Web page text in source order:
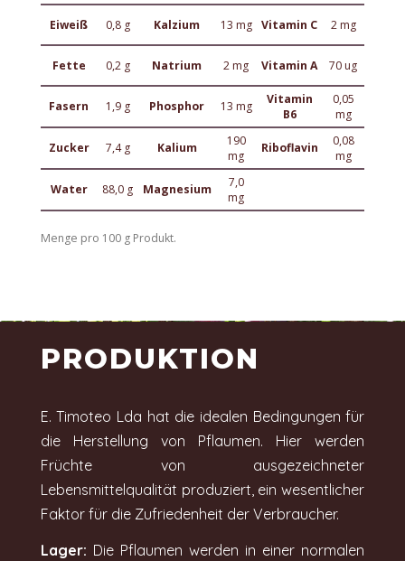
Eiweiß 0,8 g Kalzium 13 mg Vitamin C 2 mg
Fette 0,2 g Natrium 2 mg Vitamin A 70 ug
Fasern 1,9 g Phosphor 13 mg
Vitamin
B6
0,05
mg
Zucker 7,4 g Kalium
190
mg
Riboflavin
0,08
mg
Water 88,0 g Magnesium
7,0
mg
Menge pro 100 g Produkt.
PRODUKTION
E. Timoteo Lda hat die idealen Bedingungen für
die Herstellung von Pflaumen. Hier werden
Früchte von ausgezeichneter
Lebensmittelqualität produziert, ein wesentlicher
Faktor für die Zufriedenheit der Verbraucher.
Lager: Die Pflaumen werden in einer normalen